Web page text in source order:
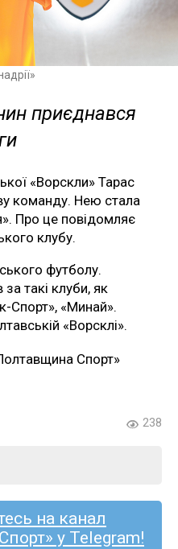
приєднався
«Ворскли» Тарас
команду. Нею стала
Про це повідомляє
клубу.
футболу.
такі клуби, як
Спорт», «Минай».
«Ворсклі».
Спорт»
238
на канал
у Telegram!